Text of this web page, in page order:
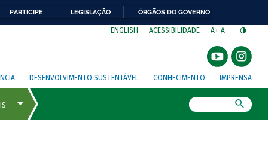
PARTICIPE LEGISLAÇÃO ÓRGÃOS DO GOVERNO
ENGLISH ACESSIBILIDADE A+ A-
DESENVOLVIMENTO SUSTENTÁVEL CONHECIMENTO IMPRENSA